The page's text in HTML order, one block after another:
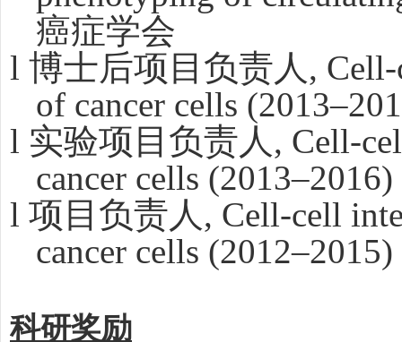
癌症学会
l 博士后项目负责人 ,
of cancer cells
l 实验项目负责人 , Cell-
cancer cells
l 项目负责人 , Cell-cell
cancer cells
科研奖励